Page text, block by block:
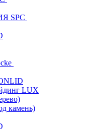
SPC
LUX
камень)